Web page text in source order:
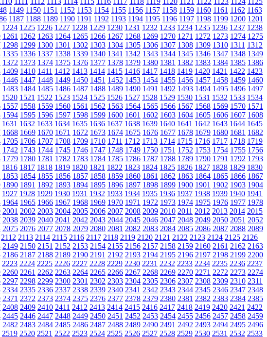
1149 1150 1151 1152 1153 1154 1155 1156 1157 1158 1159 1160 1161 1162 1163
1187 1188 1189 1190 1191 1192 1193 1194 1195 1196 1197 1198 1199 1200 1201
1224 1225 1226 1227 1228 1229 1230 1231 1232 1233 1234 1235 1236 1237 1238
1261 1262 1263 1264 1265 1266 1267 1268 1269 1270 1271 1272 1273 1274 1275
1298 1299 1300 1301 1302 1303 1304 1305 1306 1307 1308 1309 1310 1311 1312
1335 1336 1337 1338 1339 1340 1341 1342 1343 1344 1345 1346 1347 1348 1349
1372 1373 1374 1375 1376 1377 1378 1379 1380 1381 1382 1383 1384 1385 1386
1409 1410 1411 1412 1413 1414 1415 1416 1417 1418 1419 1420 1421 1422 1423
1446 1447 1448 1449 1450 1451 1452 1453 1454 1455 1456 1457 1458 1459 1460
1483 1484 1485 1486 1487 1488 1489 1490 1491 1492 1493 1494 1495 1496 1497
1520 1521 1522 1523 1524 1525 1526 1527 1528 1529 1530 1531 1532 1533 1534
1557 1558 1559 1560 1561 1562 1563 1564 1565 1566 1567 1568 1569 1570 1571
1594 1595 1596 1597 1598 1599 1600 1601 1602 1603 1604 1605 1606 1607 1608
1631 1632 1633 1634 1635 1636 1637 1638 1639 1640 1641 1642 1643 1644 1645
1668 1669 1670 1671 1672 1673 1674 1675 1676 1677 1678 1679 1680 1681 1682
1705 1706 1707 1708 1709 1710 1711 1712 1713 1714 1715 1716 1717 1718 1719
1742 1743 1744 1745 1746 1747 1748 1749 1750 1751 1752 1753 1754 1755 1756
1779 1780 1781 1782 1783 1784 1785 1786 1787 1788 1789 1790 1791 1792 1793
1816 1817 1818 1819 1820 1821 1822 1823 1824 1825 1826 1827 1828 1829 1830
1853 1854 1855 1856 1857 1858 1859 1860 1861 1862 1863 1864 1865 1866 1867
1890 1891 1892 1893 1894 1895 1896 1897 1898 1899 1900 1901 1902 1903 1904
1927 1928 1929 1930 1931 1932 1933 1934 1935 1936 1937 1938 1939 1940 1941
1964 1965 1966 1967 1968 1969 1970 1971 1972 1973 1974 1975 1976 1977 1978
2001 2002 2003 2004 2005 2006 2007 2008 2009 2010 2011 2012 2013 2014 2015
2038 2039 2040 2041 2042 2043 2044 2045 2046 2047 2048 2049 2050 2051 2052
2075 2076 2077 2078 2079 2080 2081 2082 2083 2084 2085 2086 2087 2088 2089
2112 2113 2114 2115 2116 2117 2118 2119 2120 2121 2122 2123 2124 2125 2126
2149 2150 2151 2152 2153 2154 2155 2156 2157 2158 2159 2160 2161 2162 2163
2186 2187 2188 2189 2190 2191 2192 2193 2194 2195 2196 2197 2198 2199 2200
2223 2224 2225 2226 2227 2228 2229 2230 2231 2232 2233 2234 2235 2236 2237
2260 2261 2262 2263 2264 2265 2266 2267 2268 2269 2270 2271 2272 2273 2274
2297 2298 2299 2300 2301 2302 2303 2304 2305 2306 2307 2308 2309 2310 2311
2334 2335 2336 2337 2338 2339 2340 2341 2342 2343 2344 2345 2346 2347 2348
2371 2372 2373 2374 2375 2376 2377 2378 2379 2380 2381 2382 2383 2384 2385
2408 2409 2410 2411 2412 2413 2414 2415 2416 2417 2418 2419 2420 2421 2422
2445 2446 2447 2448 2449 2450 2451 2452 2453 2454 2455 2456 2457 2458 2459
2482 2483 2484 2485 2486 2487 2488 2489 2490 2491 2492 2493 2494 2495 2496
2519 2520 2521 2522 2523 2524 2525 2526 2527 2528 2529 2530 2531 2532 2533